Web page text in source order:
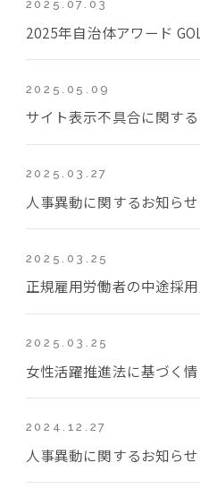
2025.07.03
2025年自治体アワード
2025.05.09
サイト表示不具合に関す
2025.03.27
人事異動に関するお知らせ
2025.03.25
正規雇用労働者の中途採
2025.03.25
女性活躍推進法に基づく
2024.12.27
人事異動に関するお知らせ